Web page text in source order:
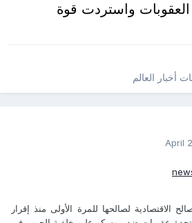
واستردت قوة
أخبار العالم
April
الاقتصادية لصالحها للمرة الأولى منذ إقرار